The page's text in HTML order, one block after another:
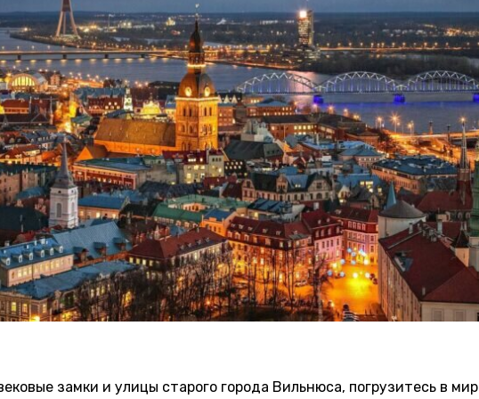
замки и улицы старого города Вильнюса, погрузитесь в мир